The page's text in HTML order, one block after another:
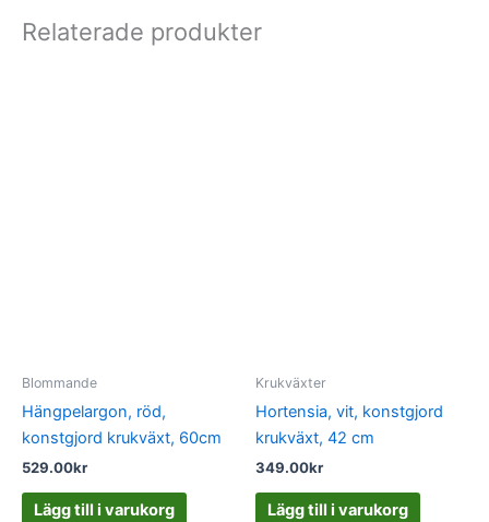
Relaterade produkter
Blommande
Hängpelargon, röd,
konstgjord krukväxt, 60cm
529.00kr
Lägg till i varukorg
Krukväxter
Hortensia, vit, konstgjord
krukväxt, 42 cm
349.00kr
Lägg till i varukorg